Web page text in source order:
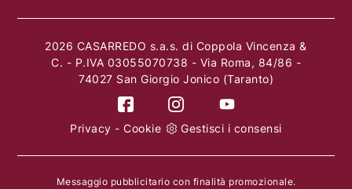
2026 CASARREDO s.a.s. di Coppola Vincenza &
C. - P.IVA 03055070738 - Via Roma, 84/86 -
74027 San Giorgio Jonico (Taranto)
Privacy -Cookie Gestisci i consensi
Messaggio pubblicitario con finalità promozionale.